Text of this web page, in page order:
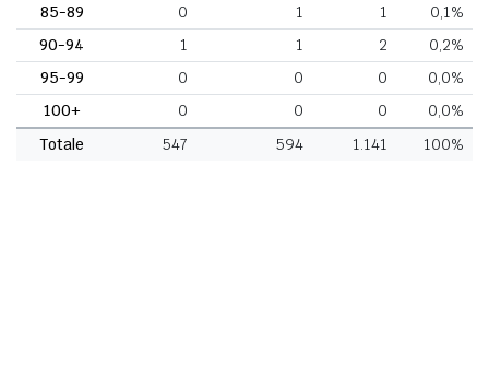
85-89
0 1 1
0,1%
90-94
1 1 2
0,2%
95-99
0 0 0
0,0%
100+
0 0 0
0,0%
Totale
547 594 1.141 100%